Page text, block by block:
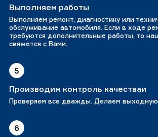
Выполняем работы
Выполняем ремонт, диагностику или
обслуживание автомобиля. Если в ходе
требуются дополнительные работы, то
свяжется с Вами.
5
Производим контроль качестваи
Проверяем все дважды. Делаем выходную
6